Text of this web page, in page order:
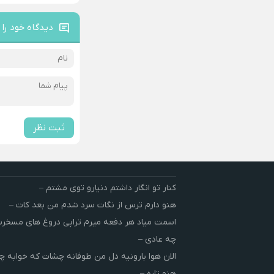
دیدگاه خود
ثبت نظر
کنار تو انگار داشتم دنیارو توی مشتم –
هنو دارم ترس از نگات سرد شدم من بعد کات –
اسمت میاد هر دفعه میرم تراپی دروغ‌ های
چه عادی –
الان هوا بارونیه دل من طوفانه چشات که خوابه